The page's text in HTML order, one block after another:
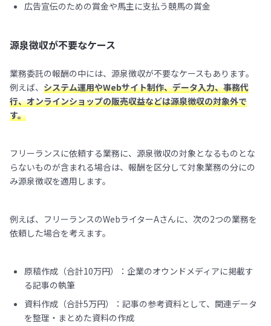
広告宣伝のための賞金や馬主に支払う競馬の賞金
源泉徴収が不要なケース
業務委託の報酬の中には、源泉徴収が不要なケースもあります。
例えば、 システム運用やWebサイト制作、データ入力、事務代
行、オンラインショップの販売収益などは源泉徴収の対象外で
す。
フリーランスに依頼する業務に、源泉徴収の対象となるものとな
らないものが含まれる場合は、報酬を区分して対象業務の分にの
み源泉徴収を適用します。
例えば、フリーランスのWebライターAさんに、次の2つの業務を
依頼した場合を考えます。
原稿作成（合計10万円）：企業のオウンドメディアに掲載す
る記事の執筆
資料作成（合計5万円）：記事の参考資料として、関連データ
を整理・まとめた資料の作成